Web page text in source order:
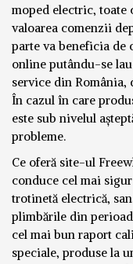
moped electric,
valoarea comenzii
parte va beneficia de
online putându-se
service din România,
În cazul în care
este sub nivelul
probleme.
Ce oferă site-ul
conduce cel mai
trotinetă electrică,
plimbările din
cel mai bun raport
speciale, produse la